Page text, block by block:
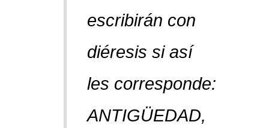
escribirán con
diéresis si así
les corresponde:
ANTIGÜEDAD,